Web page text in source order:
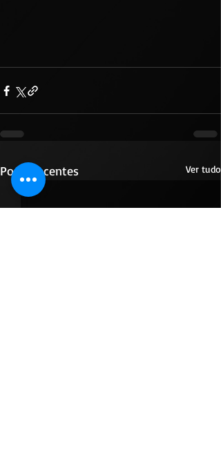
Posts recentes Ver tudo